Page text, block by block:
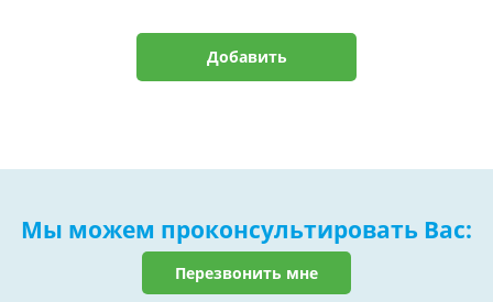
Добавить
Мы можем проконсультировать Вас:
Перезвонить мне